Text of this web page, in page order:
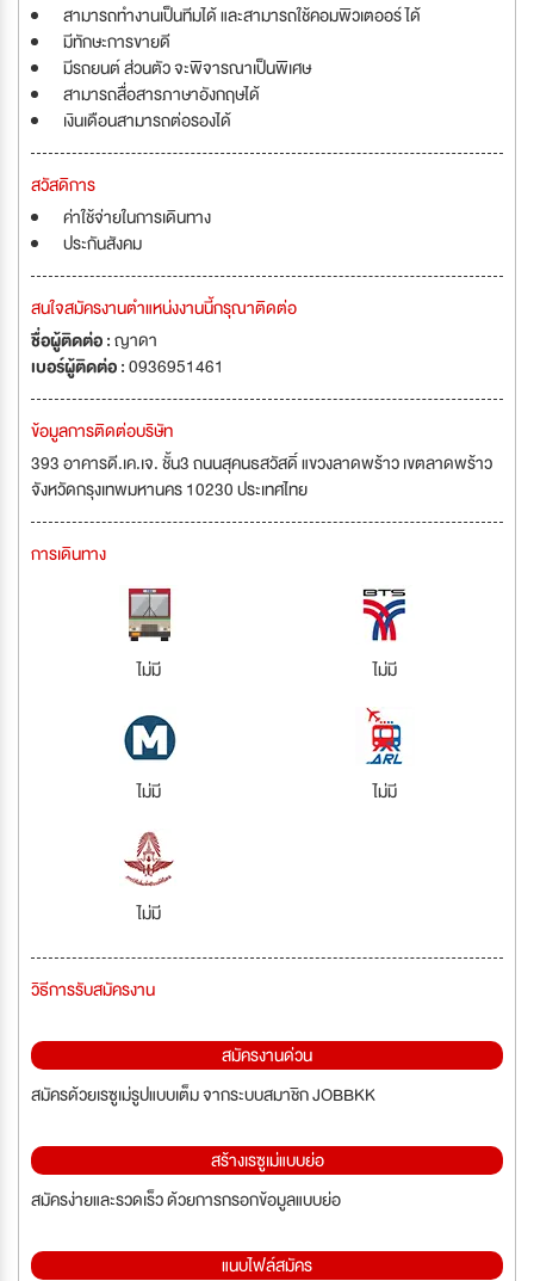
สามารถทำงานเป็นทีมได้ และสามารถใช้คอมพิวเตออร์ ได้
มีทักษะการขายดี
มีรถยนต์ ส่วนตัว จะพิจารณาเป็นพิเศษ
สามารถสื่อสารภาษาอังกฤษได้
เงินเดือนสามารถต่อรองได้
สวัสดิการ
ค่าใช้จ่ายในการเดินทาง
ประกันสังคม
สนใจสมัครงานตำแหน่งงานนี้กรุณาติดต่อ
ชื่อผู้ติดต่อ :ญาดา
เบอร์ผู้ติดต่อ :0936951461
ข้อมูลการติดต่อบริษัท
393 อาคารดี.เค.เจ. ชั้น3 ถนนสุคนธสวัสดิ์ แขวงลาดพร้าว เขตลาดพร้าว
จังหวัดกรุงเทพมหานคร 10230 ประเทศไทย
การเดินทาง
ไม่มี ไม่มี
ไม่มี ไม่มี
ไม่มี
วิธีการรับสมัครงาน
สมัครงานด่วน
สมัครด้วยเรซูเม่รูปแบบเต็ม จากระบบสมาชิก JOBBKK
สร้างเรซูเม่แบบย่อ
สมัครง่ายและรวดเร็ว ด้วยการกรอกข้อมูลแบบย่อ
แนบไฟล์สมัคร